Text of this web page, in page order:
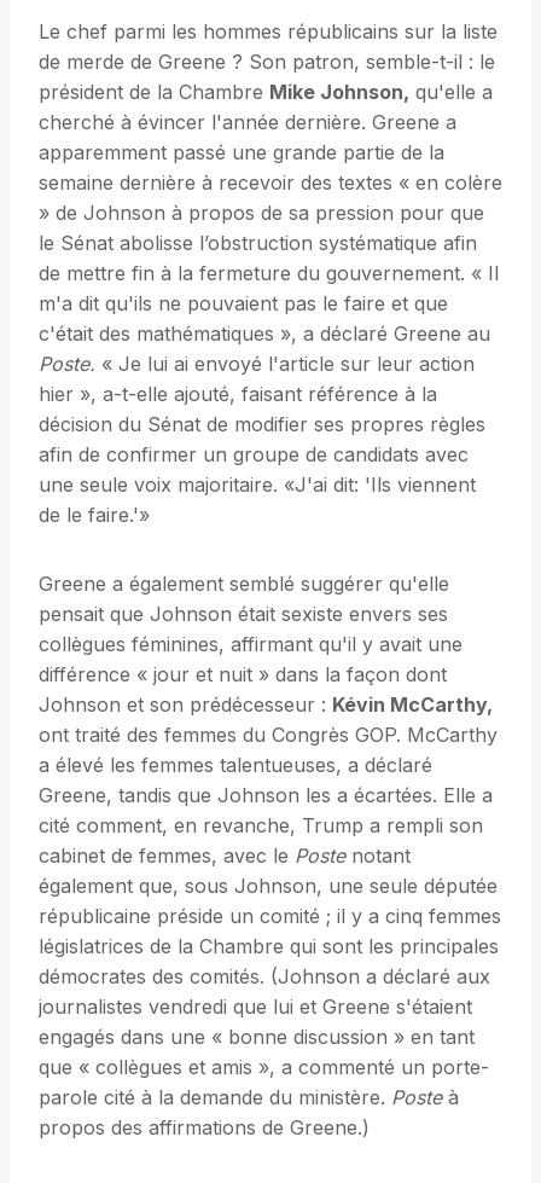
Le chef parmi les hommes républicains sur la liste
de merde de Greene ? Son patron, semble-t-il : le
président de la Chambre Mike Johnson, qu'elle a
cherché à évincer l'année dernière. Greene a
apparemment passé une grande partie de la
semaine dernière à recevoir des textes « en colère
» de Johnson à propos de sa pression pour que
le Sénat abolisse l’obstruction systématique afin
de mettre fin à la fermeture du gouvernement. « Il
m'a dit qu'ils ne pouvaient pas le faire et que
c'était des mathématiques », a déclaré Greene au
Poste. « Je lui ai envoyé l'article sur leur action
hier », a-t-elle ajouté, faisant référence à la
décision du Sénat de modifier ses propres règles
afin de confirmer un groupe de candidats avec
une seule voix majoritaire. «J'ai dit: 'Ils viennent
de le faire.'»
Greene a également semblé suggérer qu'elle
pensait que Johnson était sexiste envers ses
collègues féminines, affirmant qu'il y avait une
différence « jour et nuit » dans la façon dont
Johnson et son prédécesseur : Kévin McCarthy,
ont traité des femmes du Congrès GOP. McCarthy
a élevé les femmes talentueuses, a déclaré
Greene, tandis que Johnson les a écartées. Elle a
cité comment, en revanche, Trump a rempli son
cabinet de femmes, avec le Postenotant
également que, sous Johnson, une seule députée
républicaine préside un comité ; il y a cinq femmes
législatrices de la Chambre qui sont les principales
démocrates des comités. (Johnson a déclaré aux
journalistes vendredi que lui et Greene s'étaient
engagés dans une « bonne discussion » en tant
que « collègues et amis », a commenté un porte-
parole cité à la demande du ministère. Posteà
propos des affirmations de Greene.)